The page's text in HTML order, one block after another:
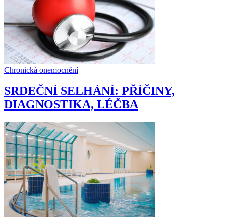
Chronická onemocnění
SRDEČNÍ SELHÁNÍ: PŘÍČINY,
DIAGNOSTIKA, LÉČBA